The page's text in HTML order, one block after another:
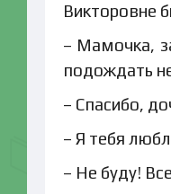
Викторовне
– Мамочка,
подождать
– Спасибо,
– Я тебя
– Не буду!